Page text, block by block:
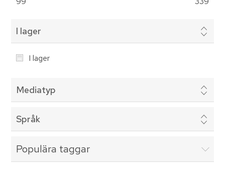
I lager
I lager
Mediatyp
Språk
Populära taggar